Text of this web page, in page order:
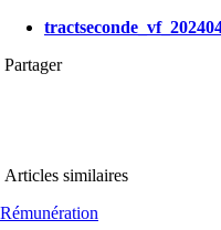
Partager
Articles similaires
Rémunération